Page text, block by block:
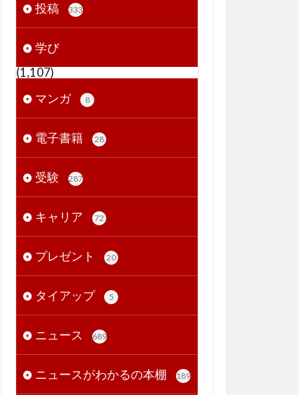
投稿
333
学び
(1,107)
マンガ
8
電子書籍 28
受験 287
キャリア 72
プレゼント 20
タイアップ 5
ニュース 689
ニュースがわかるの本棚 189